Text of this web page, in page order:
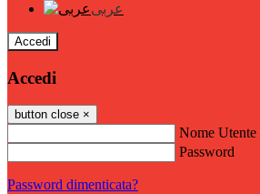
عربى
Accedi
Accedi
button close ×
Nome Utente
Password
Password dimenticata?